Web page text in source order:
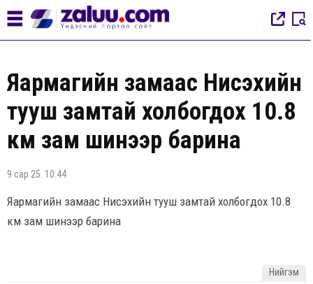
Яармагийн замаас Нисэхийн
тууш замтай холбогдох 10.8
км зам шинээр барина
9 сар 25. 10:44
Яармагийн замаас Нисэхийн тууш замтай холбогдох 10.8
км зам шинээр барина
Нийгэм